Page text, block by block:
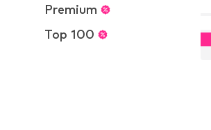
Premium
Top 100